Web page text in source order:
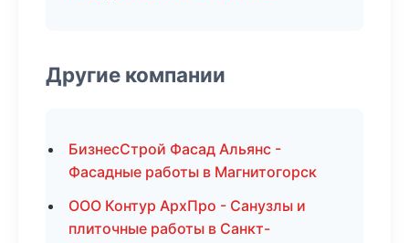
Другие компании
БизнесСтрой Фасад Альянс -
Фасадные работы в Магнитогорск
ООО Контур АрхПро - Санузлы и
плиточные работы в Санкт-